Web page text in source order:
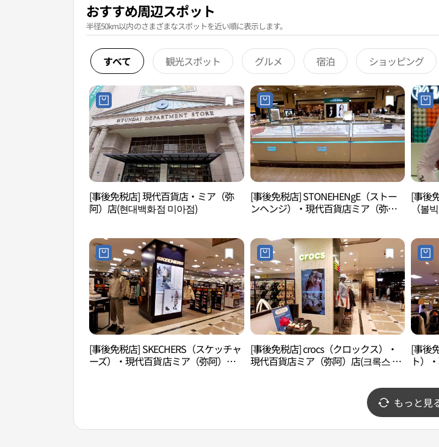
おすすめ周辺スポット
半径50km以内のさまざまなスポットを近い順に表示します。
すべて 観光スポット グルメ 宿泊 ショッピング
[事後免税店] 現代百貨店・ミア（弥
阿）店(현대백화점 미아점)
[事後免税店] STONEHENgE（ストー
ンヘンジ）・現代百貨店ミア（弥
[事後
（볼빅
[事後免税店] SKECHERS（スケッチャ
ーズ）・現代百貨店ミア（弥阿）店
[事後免税店] crocs（クロックス）・
現代百貨店ミア（弥阿）店(크록스 현
[事後
ト）
もっと見